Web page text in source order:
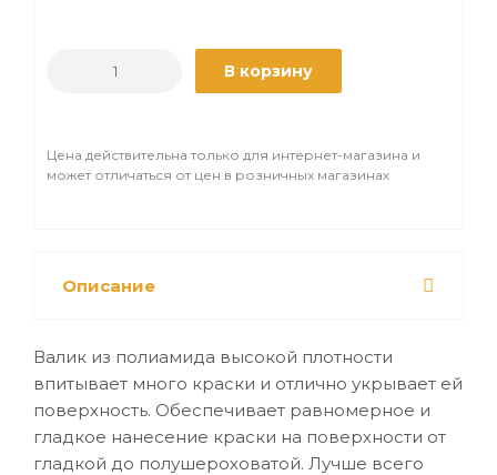
В корзину
Цена действительна только для интернет-магазина и
может отличаться от цен в розничных магазинах
Описание
Валик из полиамида высокой плотности
впитывает много краски и отлично укрывает ей
поверхность. Обеспечивает равномерное и
гладкое нанесение краски на поверхности от
гладкой до полушероховатой. Лучше всего